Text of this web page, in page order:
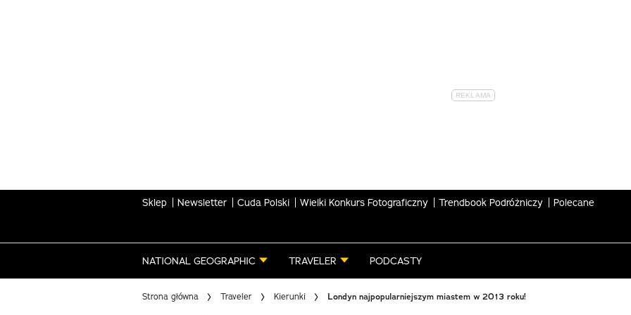
Sklep Newsletter Cuda Polski Wielki Konkurs Fotograficzny Trendbook Podróżniczy Polecane
NATIONAL GEOGRAPHIC TRAVELER PODCASTY
Strona główna Traveler Kierunki Londyn najpopularniejszym miastem w 2013 roku!